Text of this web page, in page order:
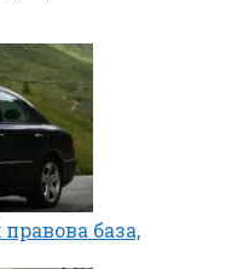
база,